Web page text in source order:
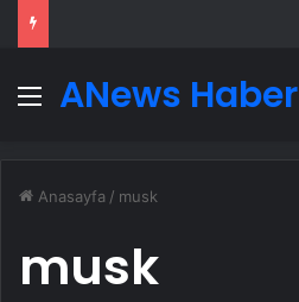
MenüANews Haber
Anasayfa / musk
musk